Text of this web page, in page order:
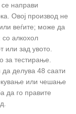
направи
Овој производ не
веѓите; може да
алкохол
или зад увото.
за тестирање.
делува 48 саати
или чешање
да го правите